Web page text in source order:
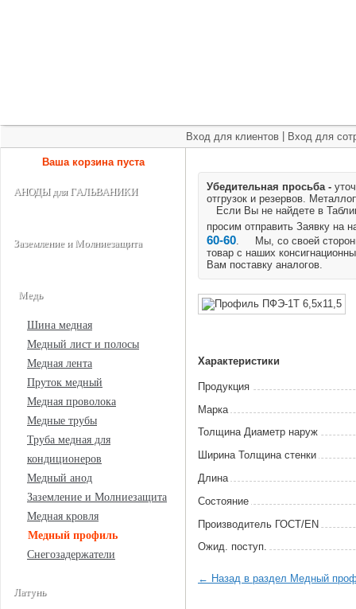
Вход для клиентов Вход для
Ваша корзина пуста
АНОДЫ для ГАЛЬВАНИКИ
Заземление и Молниезащита
Медь
Шина медная
Медный лист и полосы
Медная лента
Пруток медный
Медная проволока
Медные трубы
Труба медная для
кондиционеров
Медный анод
Заземление и Молниезащита
Медная кровля
Медный профиль
Снегозадержатели
Латунь
Убедительная просьба -
отгрузок и резервов.
Если Вы не найдете в
просим отправить Заявку на
60-60. Мы, со своей
товар с наших
Вам поставку аналогов.
Характеристики
Продукция
Марка
Толщина Диаметр наруж
Ширина Толщина стенки
Длина
Состояние
Произво­дитель ГОСТ/EN
Ожид. поступ.
← Назад в раздел Медный